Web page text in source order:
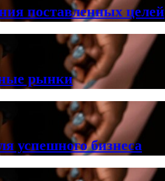
поставленных целей
рынки
успешного бизнеса